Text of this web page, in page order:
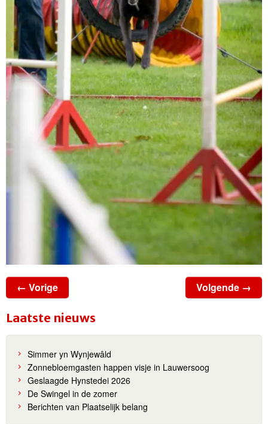
← Vorige Volgende →
Laatste nieuws
Simmer yn Wynjewâld
Zonnebloemgasten happen visje in Lauwersoog
Geslaagde Hynstedei 2026
De Swingel in de zomer
Berichten van Plaatselijk belang